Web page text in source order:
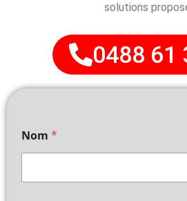
solutions
0488 61
Nom *